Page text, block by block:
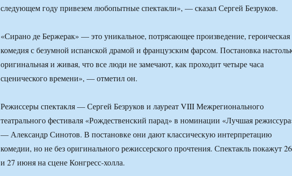
следующем году привезем любопытные спектакли», — сказал Сергей Безруков.
«Сирано де Бержерак» — это уникальное, потрясающее произведение, героическая
комедия с безумной испанской драмой и французским фарсом. Постановка
оригинальная и живая, что все люди не замечают, как проходит четыре часа
сценического времени», — отметил он.
Режиссеры спектакля — Сергей Безруков и лауреат VIII Межрегионального
театрального фестиваля «Рождественский парад» в номинации «Лучшая
— Александр Синотов. В постановке они дают классическую интерпретацию
комедии, но не без оригинального режиссерского прочтения. Спектакль покажут 26
и 27 июня на сцене Конгресс-холла.